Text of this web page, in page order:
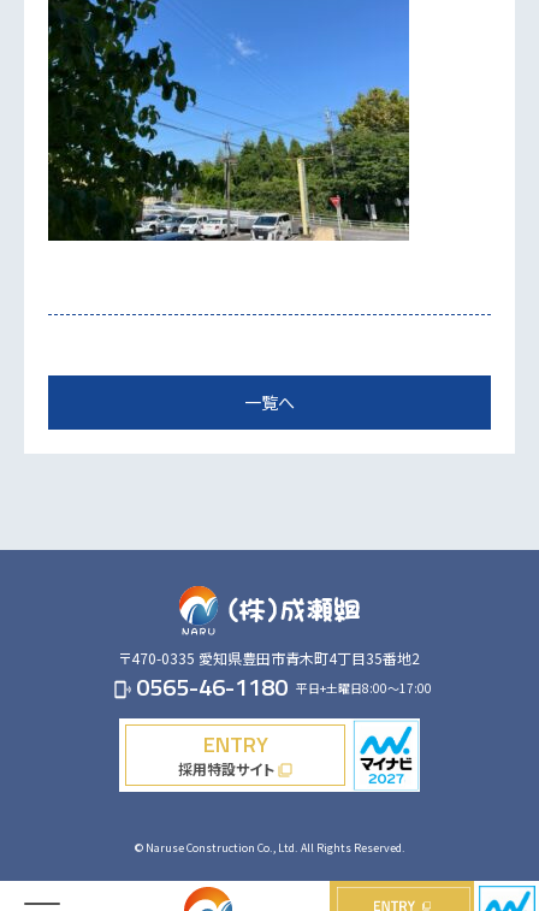
一覧へ
〒470-0335 愛知県豊田市青木町4丁目35番地2
phonelink_ring 0565-46-1180 平日+土曜日8:00～17:00
ENTRY
採用特設サイトfilter_none
© Naruse Construction Co., Ltd. All Rights Reserved.